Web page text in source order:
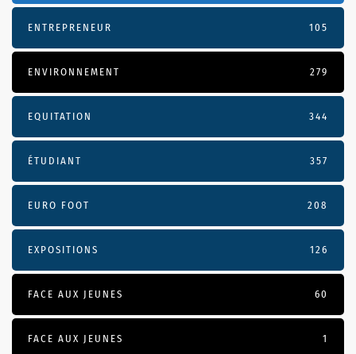
ENTREPRENEUR 105
ENVIRONNEMENT 279
EQUITATION 344
ÉTUDIANT 357
EURO FOOT 208
EXPOSITIONS 126
FACE AUX JEUNES 60
FACE AUX JEUNES 1